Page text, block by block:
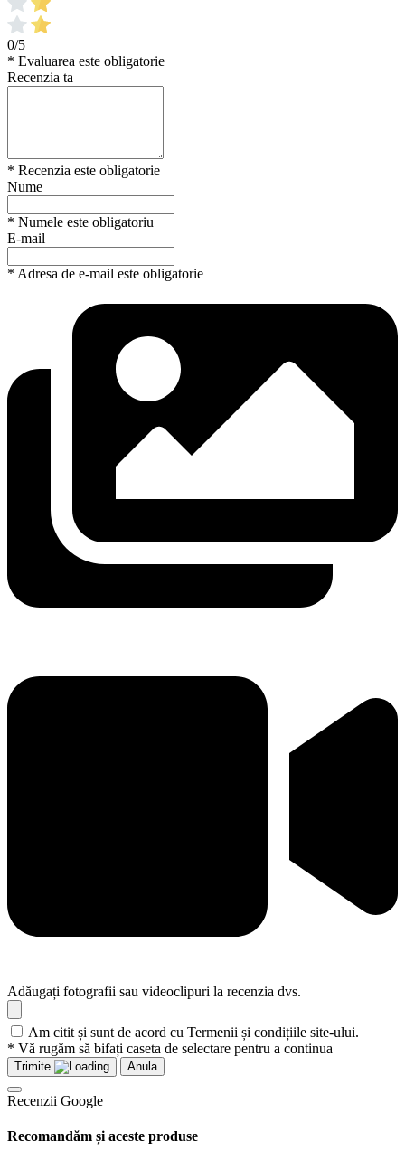
0/5
* Evaluarea este obligatorie
Recenzia ta
* Recenzia este obligatorie
Nume
* Numele este obligatoriu
E-mail
* Adresa de e-mail este obligatorie
Adăugați fotografii sau videoclipuri la recenzia dvs.
Am citit și sunt de acord cu Termenii și condițiile site-ului.
* Vă rugăm să bifați caseta de selectare pentru a continua
Trimite Anula
Recenzii Google
Recomandăm și aceste produse